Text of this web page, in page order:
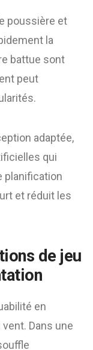
poussière et
la
battue sont
peut
adaptée,
qui
planification
et réduit les
de jeu
en
Dans une